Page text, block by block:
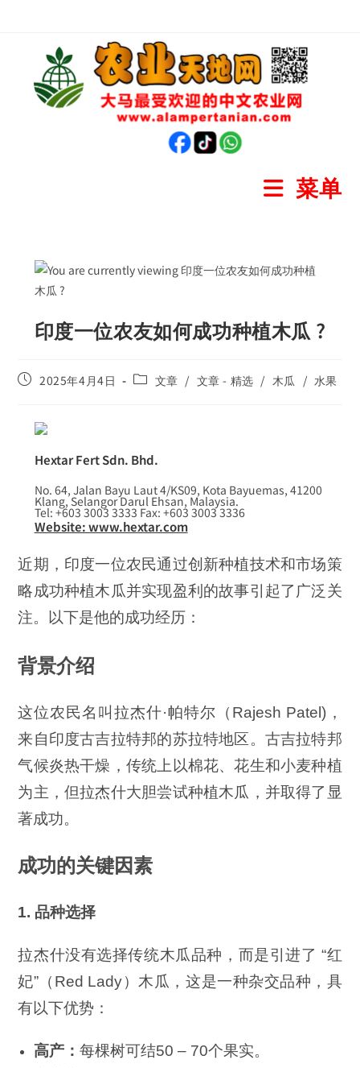
菜单
印度一位农友如何成功种植木瓜 ?
2025年4月4日 文章 / 文章 - 精选 / 木瓜 / 水果
Hextar Fert Sdn. Bhd.
No. 64, Jalan Bayu Laut 4/KS09, Kota Bayuemas, 41200
Klang, Selangor Darul Ehsan, Malaysia.
Tel: +603 3003 3333 Fax: +603 3003 3336
Website: www.hextar.com
近期，印度一位农民通过创新种植技术和市场策
略成功种植木瓜并实现盈利的故事引起了广泛关
注。以下是他的成功经历：
背景介绍
这位农民名叫拉杰什·帕特尔（Rajesh Patel)，
来自印度古吉拉特邦的苏拉特地区。古吉拉特邦
气候炎热干燥，传统上以棉花、花生和小麦种植
为主，但拉杰什大胆尝试种植木瓜，并取得了显
著成功。
成功的关键因素
1. 品种选择
拉杰什没有选择传统木瓜品种，而是引进了 “红
妃”（Red Lady）木瓜，这是一种杂交品种，具
有以下优势：
高产：每棵树可结50 – 70个果实。